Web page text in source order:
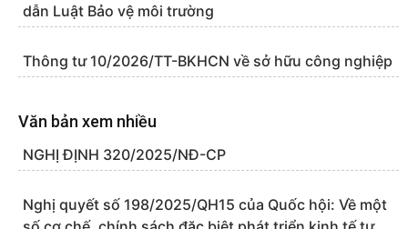
dẫn Luật Bảo vệ môi trường
Thông tư 10/2026/TT-BKHCN về sở hữu công nghiệp
Văn bản xem nhiều
NGHỊ ĐỊNH 320/2025/NĐ-CP
Nghị quyết số 198/2025/QH15 của Quốc hội: Về một